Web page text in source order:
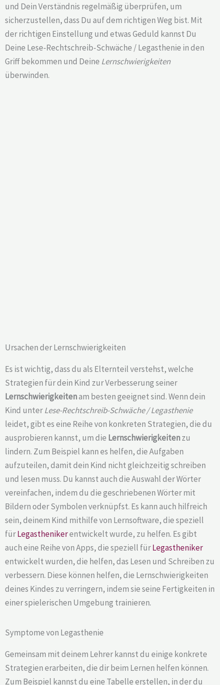
und Dein Verständnis regelmäßig überprüfen, um
sicherzustellen, dass Du auf dem richtigen Weg bist. Mit
der richtigen Einstellung und etwas Geduld kannst Du
Deine Lese-Rechtschreib-Schwäche / Legasthenie in den
Griff bekommen und Deine Lernschwierigkeiten
überwinden.
Ursachen der Lernschwierigkeiten
Es ist wichtig, dass du als Elternteil verstehst, welche
Strategien für dein Kind zur Verbesserung seiner
Lernschwierigkeitenam besten geeignet sind. Wenn dein
Kind unterLese-Rechtschreib-Schwäche / Legasthenie
leidet, gibt es eine Reihe von konkreten Strategien, die du
ausprobieren kannst, um die Lernschwierigkeitenzu
lindern. Zum Beispiel kann es helfen, die Aufgaben
aufzuteilen, damit dein Kind nicht gleichzeitig schreiben
und lesen muss. Du kannst auch die Auswahl der Wörter
vereinfachen, indem du die geschriebenen Wörter mit
Bildern oder Symbolen verknüpfst. Es kann auch hilfreich
sein, deinem Kind mithilfe von Lernsoftware, die speziell
fürLegasthenikerentwickelt wurde, zu helfen. Es gibt
auch eine Reihe von Apps, die speziell fürLegastheniker
entwickelt wurden, die helfen, das Lesen und Schreiben zu
verbessern. Diese können helfen, die Lernschwierigkeiten
deines Kindes zu verringern, indem sie seine Fertigkeiten in
einer spielerischen Umgebung trainieren.
Symptome von Legasthenie
Gemeinsam mit deinem Lehrer kannst du einige konkrete
Strategien erarbeiten, die dir beim Lernen helfen können.
Zum Beispiel kannst du eine Tabelle erstellen, in der du